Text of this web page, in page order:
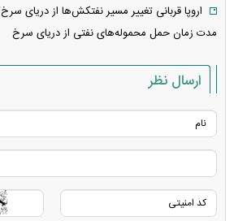
مدت زمان حمل محموله‌های نفتی از دریای سرخ
ارسال نظر